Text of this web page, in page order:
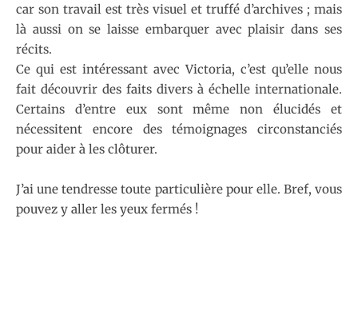
car son travail est très visuel et truffé d’archives ; mais
là aussi on se laisse embarquer avec plaisir dans ses
récits.
Ce qui est intéressant avec Victoria, c’est qu’elle nous
fait découvrir des faits divers à échelle internationale.
Certains d’entre eux sont même non élucidés et
nécessitent encore des témoignages circonstanciés
pour aider à les clôturer.
J’ai une tendresse toute particulière pour elle. Bref, vous
pouvez y aller les yeux fermés !